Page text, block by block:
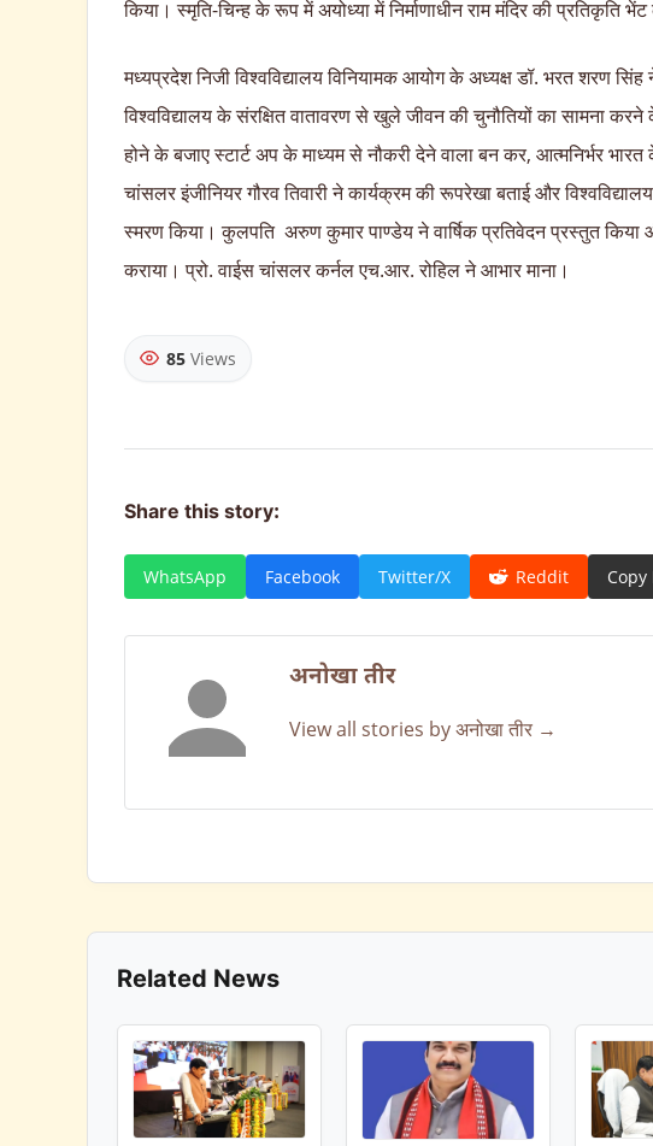
किया। स्मृति-चिन्ह के रूप में अयोध्या में निर्माणाधीन राम मंदिर की प्रतिकृति
मध्यप्रदेश निजी विश्वविद्यालय विनियामक आयोग के अध्यक्ष डॉ. भरत शरण सिंह ने
विश्वविद्यालय के संरक्षित वातावरण से खुले जीवन की चुनौतियों का सामना
होने के बजाए स्टार्ट अप के माध्यम से नौकरी देने वाला बन कर, आत्मनिर्भर भारत
चांसलर इंजीनियर गौरव तिवारी ने कार्यक्रम की रूपरेखा बताई और
स्मरण किया। कुलपति अरुण कुमार पाण्डेय ने वार्षिक प्रतिवेदन प्रस्तुत किया
कराया। प्रो. वाईस चांसलर कर्नल एच.आर. रोहिल ने आभार माना।
85 Views
Share this story:
WhatsApp Facebook Twitter/X Reddit Copy
अनोखा तीर
View all stories by अनोखा तीर →
Related News